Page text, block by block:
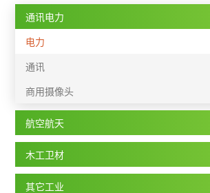
通讯电力
电力
通讯
商用摄像头
航空航天
木工卫材
其它工业